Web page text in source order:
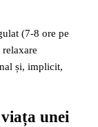
(7-8 ore pe
și, implicit,
unei